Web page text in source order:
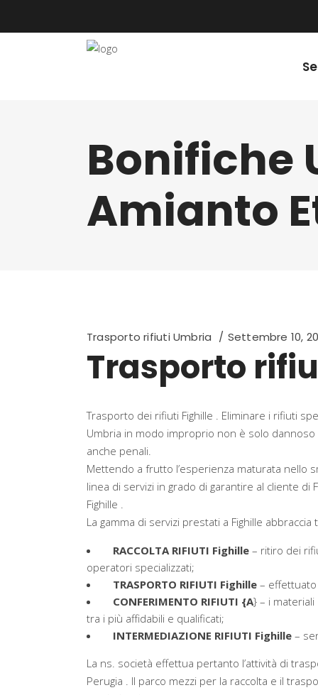
Bonifiche
Amianto
Trasporto rifiuti Umbria Settembre 10,
Trasporto
Trasporto dei rifiuti Fighille . Eliminare i rifiuti
Umbria in modo improprio non è solo
anche penali.
Mettendo a frutto l’esperienza maturata nello
linea di servizi in grado di garantire al cliente di
Fighille .
La gamma di servizi prestati a Fighille
RACCOLTA RIFIUTI Fighille – ritiro dei
operatori specializzati;
TRASPORTO RIFIUTI Fighille – effettuato
CONFERIMENTO RIFIUTI {A} – i
tra i più affidabili e qualificati;
INTERMEDIAZIONE RIFIUTI Fighille –
La ns. società effettua pertanto l’attività di
Perugia . Il parco mezzi per la raccolta e il